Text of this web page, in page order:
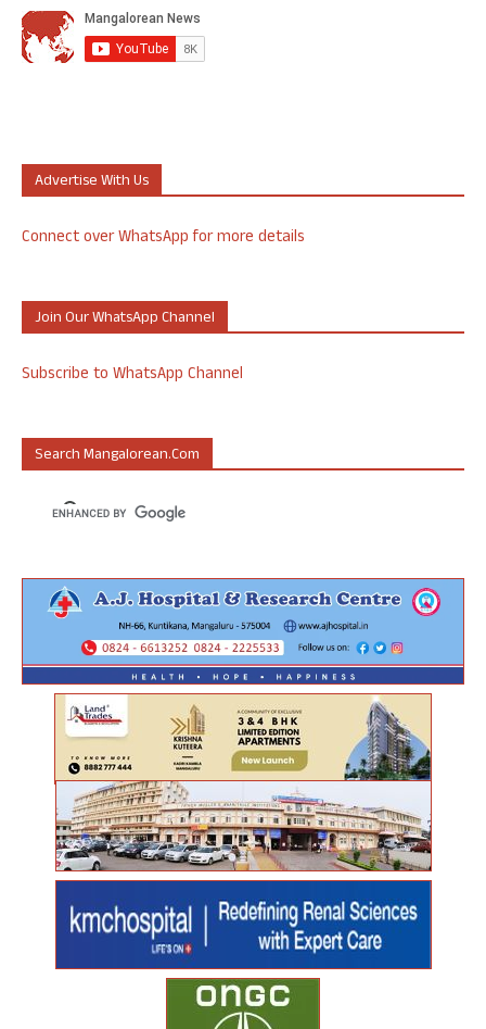
Advertise With Us
Connect over WhatsApp for more details
Join Our WhatsApp Channel
Subscribe to WhatsApp Channel
Search Mangalorean.com